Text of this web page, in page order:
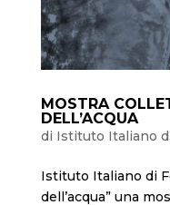
MOSTRA
DELL’ACQUA
di Istituto Italiano
Istituto Italiano di
dell’acqua” una